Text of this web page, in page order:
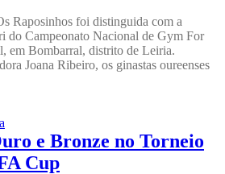
Raposinhos foi distinguida com a
do Campeonato Nacional de Gym For
em Bombarral, distrito de Leiria.
Joana Ribeiro, os ginastas oureenses
e Bronze no Torneio
Cup